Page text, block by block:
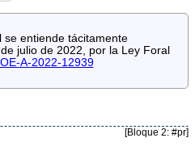
se entiende tácitamente
julio de 2022, por la Ley Foral
A-2022-12939
[Bloque 2: #pr]